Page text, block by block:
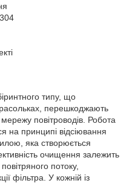
типу, що
перешкоджають
повітроводів. Робота
на принципі відсіювання
яка створюється
очищення залежить
потоку,
фільтра. У кожній із